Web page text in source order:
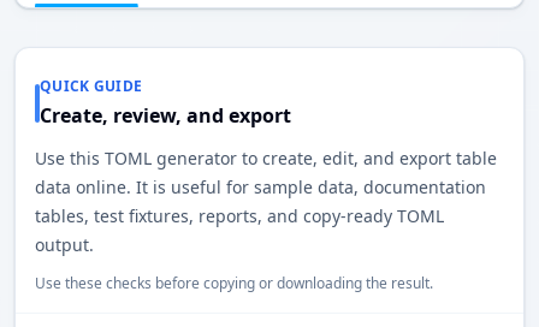
QUICK GUIDE
Create, review, and export
Use this TOML generator to create, edit, and export table
data online. It is useful for sample data, documentation
tables, test fixtures, reports, and copy-ready TOML
output.
Use these checks before copying or downloading the result.